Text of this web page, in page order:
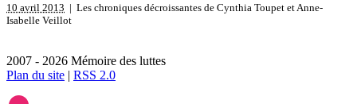
10 avril 2013 | Les chroniques décroissantes de Cynthia Toupet et Anne-
Isabelle Veillot
2007 - 2026 Mémoire des luttes
Plan du site | RSS 2.0